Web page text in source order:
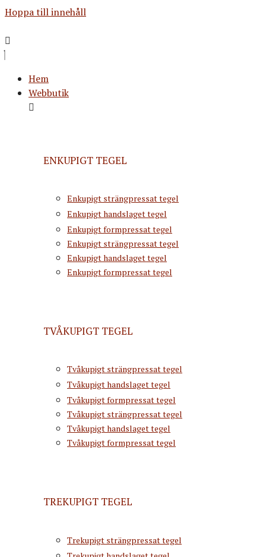
Hoppa till innehåll
Hem
Webbutik
ENKUPIGT TEGEL
Enkupigt strängpressat tegel
Enkupigt handslaget tegel
Enkupigt formpressat tegel
Enkupigt strängpressat tegel
Enkupigt handslaget tegel
Enkupigt formpressat tegel
TVÅKUPIGT TEGEL
Tvåkupigt strängpressat tegel
Tvåkupigt handslaget tegel
Tvåkupigt formpressat tegel
Tvåkupigt strängpressat tegel
Tvåkupigt handslaget tegel
Tvåkupigt formpressat tegel
TREKUPIGT TEGEL
Trekupigt strängpressat tegel